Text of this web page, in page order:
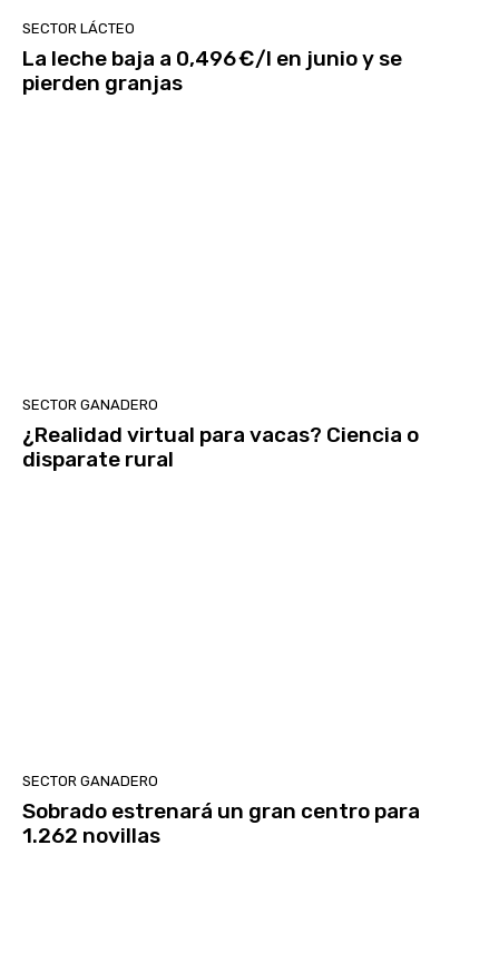
SECTOR LÁCTEO
La leche baja a 0,496 €/l en junio y se
pierden granjas
SECTOR GANADERO
¿Realidad virtual para vacas? Ciencia o
disparate rural
SECTOR GANADERO
Sobrado estrenará un gran centro para
1.262 novillas